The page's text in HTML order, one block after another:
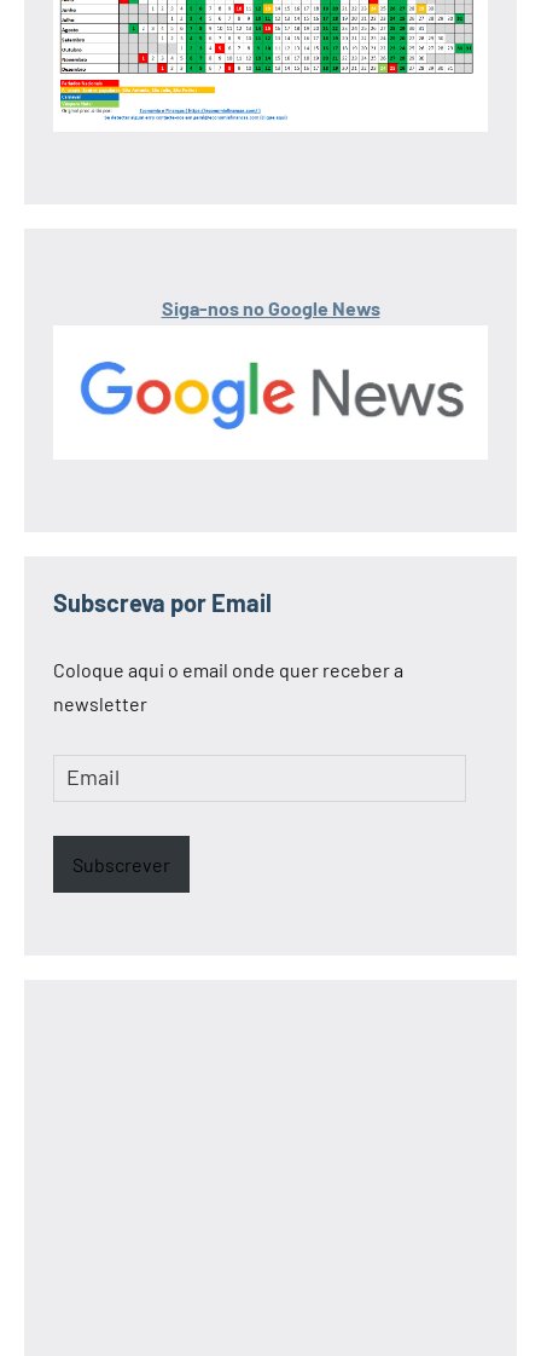
Siga-nos no Google News
Subscreva por Email
Coloque aqui o email onde quer receber a
newsletter
Email
Subscrever